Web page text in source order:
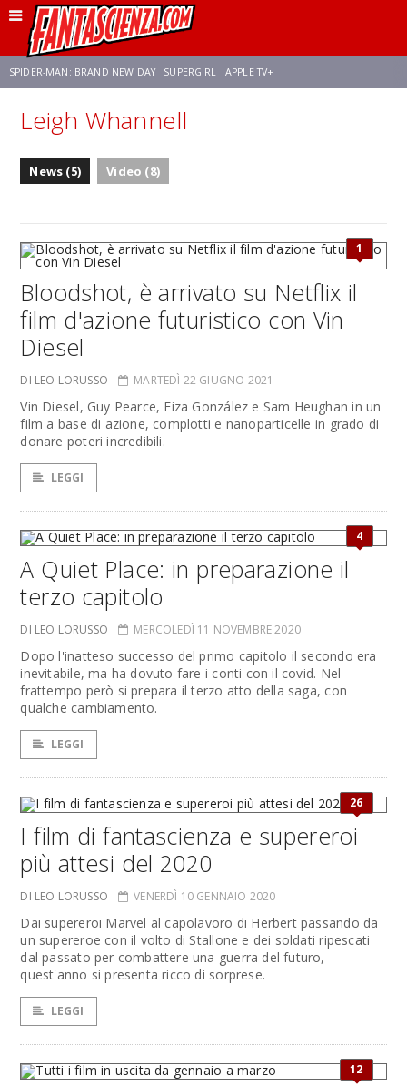
SPIDER-MAN: BRAND NEW DAY SUPERGIRL APPLE TV+
FRANCO RICCIARDIELLO ZENDAYA
Leigh Whannell
News (5) Video (8)
1
Bloodshot, è arrivato su Netflix il
film d'azione futuristico con Vin
Diesel
DI LEO LORUSSO MARTEDÌ 22 GIUGNO 2021
Vin Diesel, Guy Pearce, Eiza González e Sam Heughan in un
film a base di azione, complotti e nanoparticelle in grado di
donare poteri incredibili.
LEGGI
4
A Quiet Place: in preparazione il
terzo capitolo
DI LEO LORUSSO MERCOLEDÌ 11 NOVEMBRE 2020
Dopo l'inatteso successo del primo capitolo il secondo era
inevitabile, ma ha dovuto fare i conti con il covid. Nel
frattempo però si prepara il terzo atto della saga, con
qualche cambiamento.
LEGGI
26
I film di fantascienza e supereroi
più attesi del 2020
DI LEO LORUSSO VENERDÌ 10 GENNAIO 2020
Dai supereroi Marvel al capolavoro di Herbert passando da
un supereroe con il volto di Stallone e dei soldati ripescati
dal passato per combattere una guerra del futuro,
quest'anno si presenta ricco di sorprese.
LEGGI
12